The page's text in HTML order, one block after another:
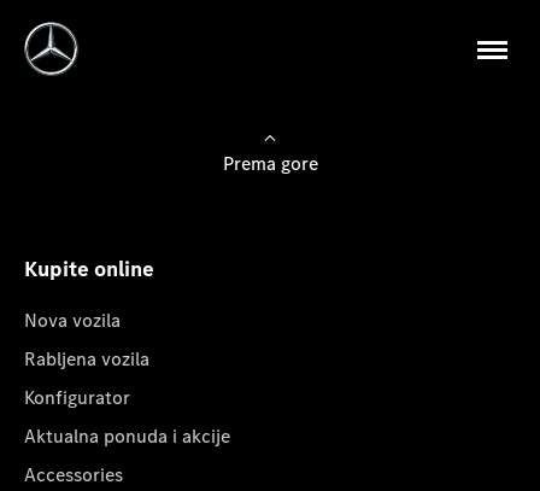
Prema gore
Kupite online
Nova vozila
Rabljena vozila
Konfigurator
Aktualna ponuda i akcije
Accessories